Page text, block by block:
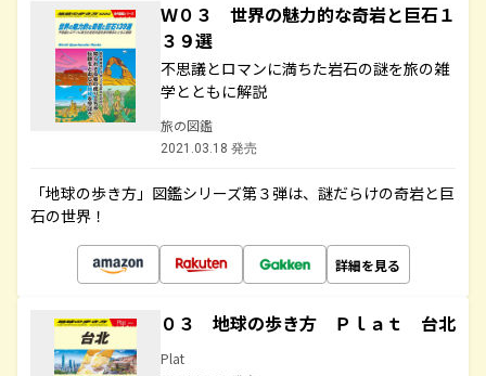
Ｗ０３ 世界の魅力的な奇岩と巨石１
３９選
不思議とロマンに満ちた岩石の謎を旅の雑
学とともに解説
旅の図鑑
2021.03.18 発売
「地球の歩き方」図鑑シリーズ第３弾は、謎だらけの奇岩と巨
石の世界！
詳細を見る
０３ 地球の歩き方 Ｐｌａｔ 台北
Plat